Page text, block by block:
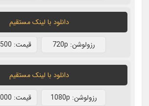
دانلود با لينک مستقيم
رزولوشن: 720p قيمت: 8500 تومان
دانلود با لينک مستقيم
رزولوشن: 1080p قيمت: 9000 تومان